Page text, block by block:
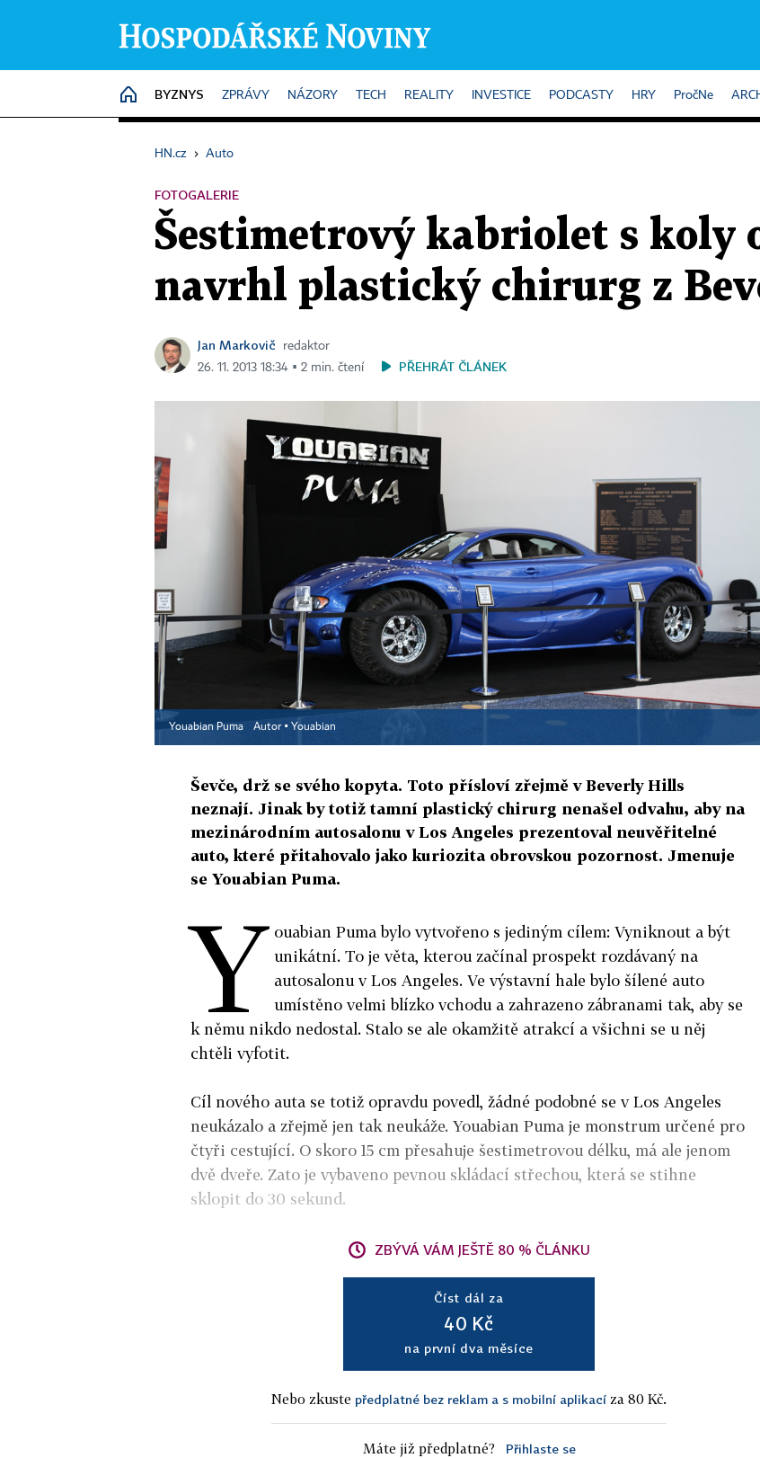
HOME
BYZNYS ZPRÁVY NÁZORY TECH REALITY INVESTICE PODCASTY HRY PročNe
HN.cz › Auto
FOTOGALERIE
Šestimetrový kabriolet s koly
navrhl plastický chirurg z
Jan Markovič
redaktor
26. 11. 2013 18:34 ▪ 2 min. čtení
PŘEHRÁT ČLÁNEK
Youabian Puma Autor ▪ Youabian
Ševče, drž se svého kopyta. Toto přísloví zřejmě v Beverly Hills
neznají. Jinak by totiž tamní plastický chirurg nenašel odvahu, aby na
mezinárodním autosalonu v Los Angeles prezentoval neuvěřitelné
auto, které přitahovalo jako kuriozita obrovskou pozornost. Jmenuje
se Youabian Puma.
Y ouabian Puma bylo vytvořeno s jediným cílem: Vyniknout a být
unikátní. To je věta, kterou začínal prospekt rozdávaný na
autosalonu v Los Angeles. Ve výstavní hale bylo šílené auto
umístěno velmi blízko vchodu a zahrazeno zábranami tak, aby se
k němu nikdo nedostal. Stalo se ale okamžitě atrakcí a všichni se u něj
chtěli vyfotit.
Cíl nového auta se totiž opravdu povedl, žádné podobné se v Los Angeles
neukázalo a zřejmě jen tak neukáže. Youabian Puma je monstrum určené pro
čtyři cestující. O skoro 15 cm přesahuje šestimetrovou délku, má ale jenom
dvě dveře. Zato je vybaveno pevnou skládací střechou, která se stihne
sklopit do 30 sekund.
ZBÝVÁ VÁM JEŠTĚ 80 % ČLÁNKU
Číst dál za
40 Kč
na první dva měsíce
Nebo zkuste předplatné bez reklam a s mobilní aplikací za 80 Kč.
Máte již předplatné? Přihlaste se